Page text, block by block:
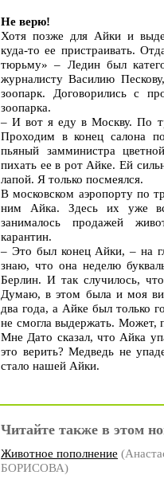
Не верю!
Хотя позже для Айки и
куда-то ее пристраивать.
тюрьму» – Ледин был
журналисту Василию
зоопарк. Договорились с
зоопарка.
– И вот я еду в Москву. По
Проходим в конец салона
пьяный замминистра
пихать ее в рот Айке. Ей
лапой. Я только посмеялся.
В московском аэропорту по
ним Айка. Здесь их уже
занималось продажей
карантин.
– Это был конец Айки, – на
знаю, что она неделю
Берлин. И так случилось,
Думаю, в этом была и моя
два года, а Айке был только
не смогла выдержать. Может,
Мне Дато сказал, что Айка
это верить? Медведь не
стало нашей Айки.
Читайте также в этом
Животное пополнение
БОРИСОВА)